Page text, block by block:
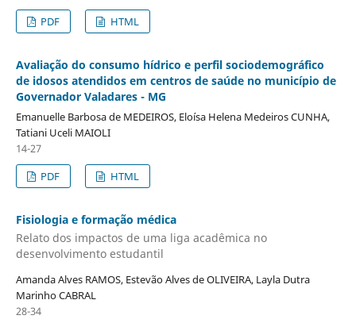
PDF
HTML
Avaliação do consumo hídrico e perfil sociodemográfico
de idosos atendidos em centros de saúde no município de
Governador Valadares - MG
Emanuelle Barbosa de MEDEIROS, Eloísa Helena Medeiros CUNHA,
Tatiani Uceli MAIOLI
14-27
PDF
HTML
Fisiologia e formação médica
Relato dos impactos de uma liga acadêmica no
desenvolvimento estudantil
Amanda Alves RAMOS, Estevão Alves de OLIVEIRA, Layla Dutra
Marinho CABRAL
28-34